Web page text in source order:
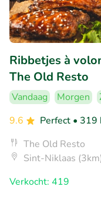
Ribbetjes à
The Old Resto
Vandaag Morgen
9.6
Perfect • 319
The Old Resto
Sint-Niklaas
Verkocht: 419